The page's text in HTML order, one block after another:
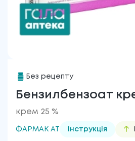
Без рецепту
Бензилбензоат
крем 25 %
ФАРМАК АТ Інструкція